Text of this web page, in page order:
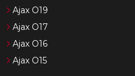
Ajax O19
Ajax O17
Ajax O16
Ajax O15